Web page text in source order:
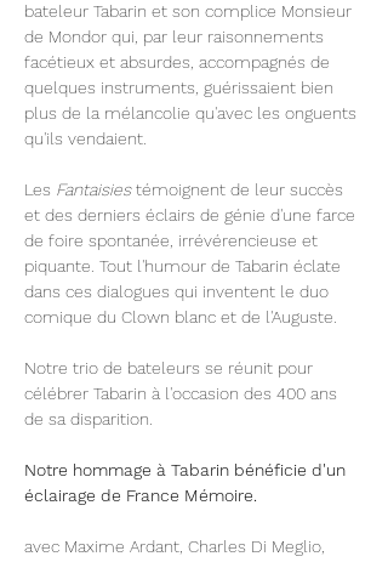
bateleur Tabarin et son complice Monsieur
de Mondor qui, par leur raisonnements
facétieux et absurdes, accompagnés de
quelques instruments, guérissaient bien
plus de la mélancolie qu'avec les onguents
qu'ils vendaient.
Les Fantaisies témoignent de leur succès
et des derniers éclairs de génie d'une farce
de foire spontanée, irrévérencieuse et
piquante. Tout l'humour de Tabarin éclate
dans ces dialogues qui inventent le duo
comique du Clown blanc et de l'Auguste.
Notre trio de bateleurs se réunit pour
célébrer Tabarin à l'occasion des 400 ans
de sa disparition.
Notre hommage à Tabarin bénéficie d'un
éclairage de France Mémoire.
avec Maxime Ardant, Charles Di Meglio,